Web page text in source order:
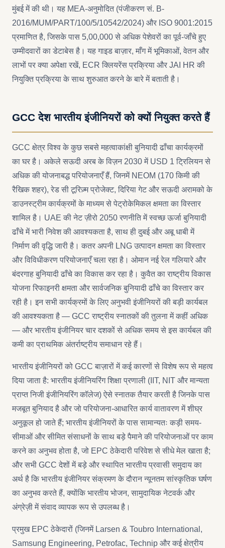
मुंबई में की थी। यह MEA-अनुमोदित (पंजीकरण सं. B-
2016/MUM/PART/100/5/10542/2024) और ISO 9001:2015
प्रमाणित है, जिसके पास 5,00,000 से अधिक पेशेवरों का पूर्व-जाँचे हुए
उम्मीदवारों का डेटाबेस है। यह गाइड बाज़ार, माँग में भूमिकाओं, वेतन और
लाभों पर क्या अपेक्षा रखें, ECR क्लियरेंस प्रक्रिया और JAI HR की
नियुक्ति प्रक्रिया के साथ शुरुआत करने के बारे में बताती है।
GCC देश भारतीय इंजीनियरों को क्यों नियुक्त करते हैं
GCC क्षेत्र विश्व के कुछ सबसे महत्वाकांक्षी बुनियादी ढाँचा कार्यक्रमों
का घर है। अकेले सऊदी अरब के विज़न 2030 में USD 1 ट्रिलियन से
अधिक की योजनाबद्ध परियोजनाएँ हैं, जिनमें NEOM (170 किमी की
रैखिक शहर), रेड सी टूरिज़्म प्रोजेक्ट, दिरिया गेट और सऊदी अरामको के
डाउनस्ट्रीम कार्यक्रमों के माध्यम से पेट्रोकेमिकल क्षमता का विस्तार
शामिल है। UAE की नेट ज़ीरो 2050 रणनीति में स्वच्छ ऊर्जा बुनियादी
ढाँचे में भारी निवेश की आवश्यकता है, साथ ही दुबई और अबू धाबी में
निर्माण की वृद्धि जारी है। कतर अपनी LNG उत्पादन क्षमता का विस्तार
और विविधीकरण परियोजनाएँ चला रहा है। ओमान नई रेल गलियारे और
बंदरगाह बुनियादी ढाँचे का विकास कर रहा है। कुवैत का राष्ट्रीय विकास
योजना रिफाइनरी क्षमता और सार्वजनिक बुनियादी ढाँचे का विस्तार कर
रही है। इन सभी कार्यक्रमों के लिए अनुभवी इंजीनियरों की बड़ी कार्यबल
की आवश्यकता है — GCC राष्ट्रीय स्नातकों की तुलना में कहीं अधिक
— और भारतीय इंजीनियर चार दशकों से अधिक समय से इस कार्यबल की
कमी का प्राथमिक अंतर्राष्ट्रीय समाधान रहे हैं।
भारतीय इंजीनियरों को GCC बाज़ारों में कई कारणों से विशेष रूप से महत्व
दिया जाता है: भारतीय इंजीनियरिंग शिक्षा प्रणाली (IIT, NIT और मान्यता
प्राप्त निजी इंजीनियरिंग कॉलेज) ऐसे स्नातक तैयार करती है जिनके पास
मजबूत बुनियाद है और जो परियोजना-आधारित कार्य वातावरण में शीघ्र
अनुकूल हो जाते हैं; भारतीय इंजीनियरों के पास सामान्यतः कड़ी समय-
सीमाओं और सीमित संसाधनों के साथ बड़े पैमाने की परियोजनाओं पर काम
करने का अनुभव होता है, जो EPC ठेकेदारी परिवेश से सीधे मेल खाता है;
और सभी GCC देशों में बड़े और स्थापित भारतीय प्रवासी समुदाय का
अर्थ है कि भारतीय इंजीनियर संक्रमण के दौरान न्यूनतम सांस्कृतिक घर्षण
का अनुभव करते हैं, क्योंकि भारतीय भोजन, सामुदायिक नेटवर्क और
अंग्रेज़ी में संवाद व्यापक रूप से उपलब्ध है।
प्रमुख EPC ठेकेदारों (जिनमें Larsen & Toubro International,
Samsung Engineering, Petrofac, Technip और कई क्षेत्रीय